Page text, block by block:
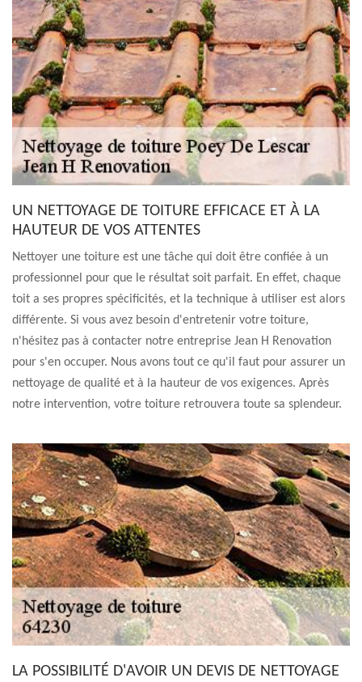
UN NETTOYAGE DE TOITURE EFFICACE ET À LA
HAUTEUR DE VOS ATTENTES
Nettoyer une toiture est une tâche qui doit être confiée à un
professionnel pour que le résultat soit parfait. En effet, chaque
toit a ses propres spécificités, et la technique à utiliser est alors
différente. Si vous avez besoin d'entretenir votre toiture,
n'hésitez pas à contacter notre entreprise Jean H Renovation
pour s'en occuper. Nous avons tout ce qu'il faut pour assurer un
nettoyage de qualité et à la hauteur de vos exigences. Après
notre intervention, votre toiture retrouvera toute sa splendeur.
LA POSSIBILITÉ D'AVOIR UN DEVIS DE NETTOYAGE